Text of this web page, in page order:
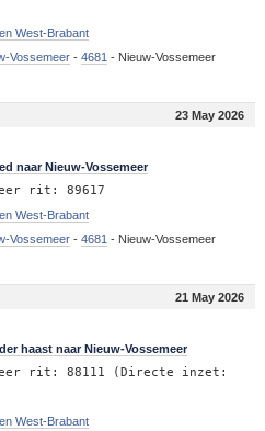
West-Brabant
Vossemeer- 4681- Nieuw-Vossemeer
23 May 2026
naar Nieuw-Vossemeer
rit: 89617
West-Brabant
Vossemeer- 4681- Nieuw-Vossemeer
21 May 2026
haast naar Nieuw-Vossemeer
rit: 88111 (Directe inzet:
West-Brabant